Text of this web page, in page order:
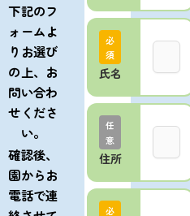
下記のフ
ォームよ
りお選び
の上、お
問い合わ
せくださ
い。
確認後、
園からお
電話で連
必
須
氏名
任
意
住所
必